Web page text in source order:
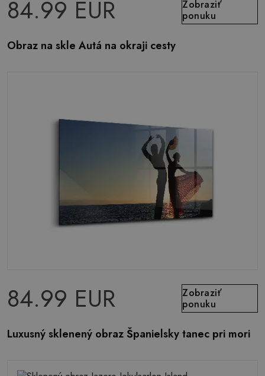
84.99 EUR
Zobraziť
ponuku
Obraz na skle Autá na okraji cesty
84.99 EUR
Zobraziť
ponuku
Luxusný sklenený obraz Španielsky tanec pri mori